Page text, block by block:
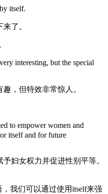
itself.
了。
interesting, but the special
，但特效非常惊人。
to empower women and
itself and for future
妇女权力并促进性别平等。
我们可以通过使用itself来强